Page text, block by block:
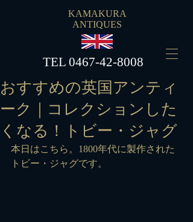
KAMAKURA
ANTIQUES
​TEL 0467-42-8008
おすすめの英国アンティ
ーク｜コレクションした
くなる！トビー・ジャグ
本日はこちら。1800年代に製作された
トビー・ジャグです。